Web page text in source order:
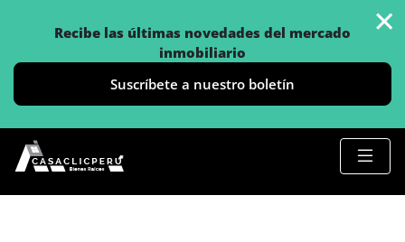
Recibe las últimas novedades del mercado
inmobiliario
Suscríbete a nuestro boletín
×